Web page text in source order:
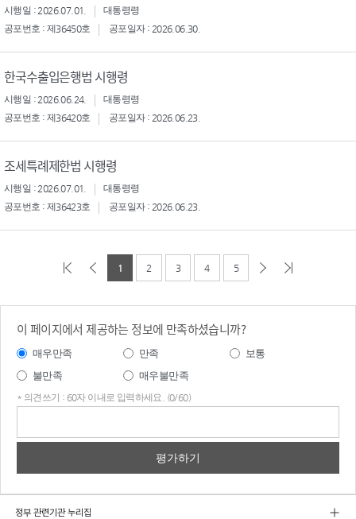
시행일 : 2026.07.01.
대통령령
공포번호 : 제36450호
공포일자 : 2026.06.30.
한국수출입은행법 시행령
시행일 : 2026.06.24.
대통령령
공포번호 : 제36420호
공포일자 : 2026.06.23.
조세특례제한법 시행령
시행일 : 2026.07.01.
대통령령
공포번호 : 제36423호
공포일자 : 2026.06.23.
1 2 3 4 5
이 페이지에서 제공하는 정보에 만족하셨습니까?
매우만족 만족
보통
불만족
매우불만족
* 의견쓰기 : 60자 이내로 입력하세요. (0/60)
정부 관련기관 누리집